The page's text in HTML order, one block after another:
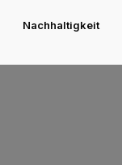
Nachhaltigkeit